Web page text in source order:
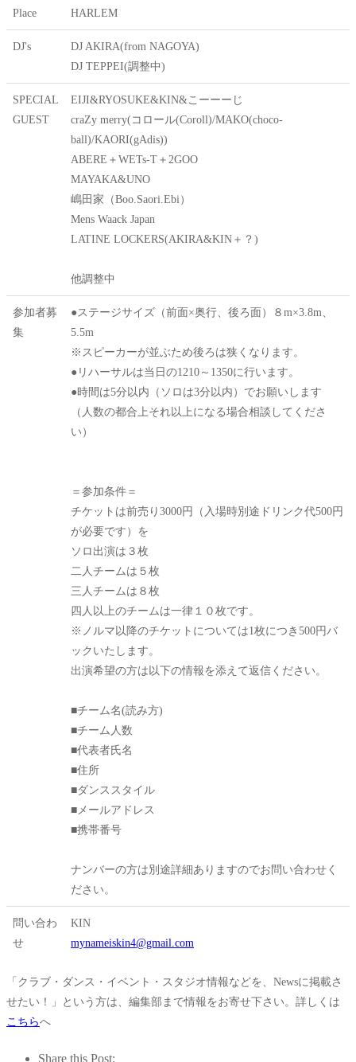
Place HARLEM
DJ's
DJ AKIRA(from NAGOYA)
DJ TEPPEI(調整中)
SPECIAL
GUEST
EIJI&RYOSUKE&KIN&こーーーじ
craZy merry(コロール(Coroll)/MAKO(choco-
ball)/KAORI(gAdis))
ABERE＋WETs-T＋2GOO
MAYAKA&UNO
嶋田家（Boo.Saori.Ebi）
Mens Waack Japan
LATINE LOCKERS(AKIRA&KIN＋？)
他調整中
参加者募
集
●ステージサイズ（前面×奥行、後ろ面）８m×3.8m、
5.5m
※スピーカーが並ぶため後ろは狭くなります。
●リハーサルは当日の1210～1350に行います。
●時間は5分以内（ソロは3分以内）でお願いします
（人数の都合上それ以上になる場合相談してくださ
い）
＝参加条件＝
チケットは前売り3000円（入場時別途ドリンク代500円
が必要です）を
ソロ出演は３枚
二人チームは５枚
三人チームは８枚
四人以上のチームは一律１０枚です。
※ノルマ以降のチケットについては1枚につき500円バ
ックいたします。
出演希望の方は以下の情報を添えて返信ください。
■チーム名(読み方)
■チーム人数
■代表者氏名
■住所
■ダンススタイル
■メールアドレス
■携帯番号
ナンバーの方は別途詳細ありますのでお問い合わせく
ださい。
問い合わ
せ
KIN
mynameiskin4@gmail.com
「クラブ・ダンス・イベント・スタジオ情報などを、Newsに掲載さ
せたい！」という方は、編集部まで情報をお寄せ下さい。詳しくは
こちらへ
Share this Post: